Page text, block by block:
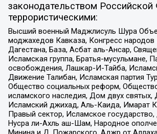
законодательством
террористическими:
Высший военный Маджлисуль Шура
моджахедов Кавказа, Конгресс народов
Дагестана, База, Асбат аль-Ансар,
Исламская группа, Братья-мусульмане,
освобождения, Лашкар-И-Тайба,
Движение Талибан, Исламская партия
Общество социальных реформ,
исламского наследия, Дом двух
Исламский джихад, Аль-Каида, Имарат
Правый сектор, Исламское
Нусра ли-Ахль аш-Шам, Народное